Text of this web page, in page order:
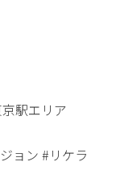
駅エリア
ョン #リケラ